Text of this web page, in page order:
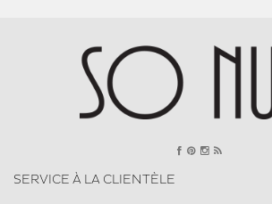
SERVICE À LA CLIENTÈLE